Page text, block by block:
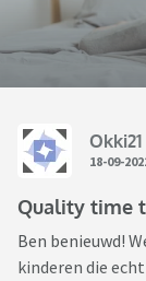
Okki21
18-09-
Quality time
Ben benieuwd!
kinderen die